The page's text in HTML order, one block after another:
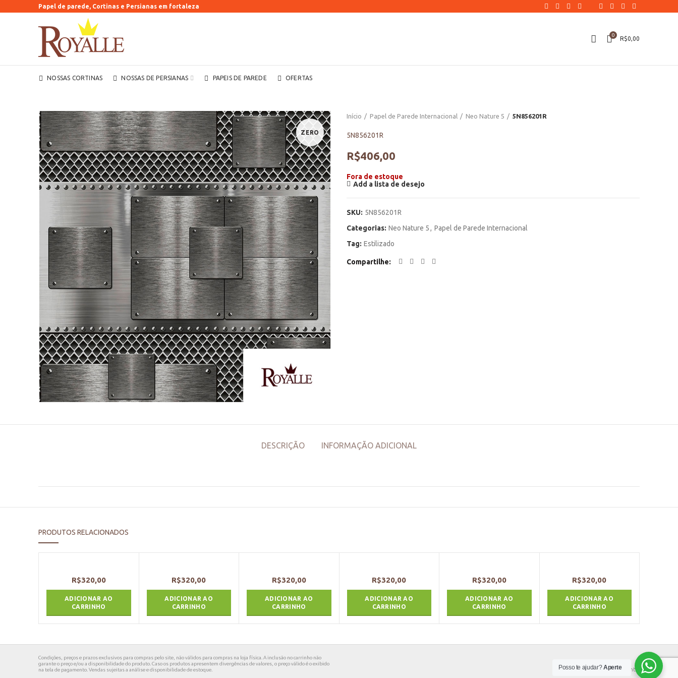
Papel de parede, Cortinas e Persianas em fortaleza
0
R$0,00
NOSSAS CORTINAS NOSSAS DE PERSIANAS PAPEIS DE PAREDE OFERTAS
ZERO
Início Papel de Parede Internacional Neo Nature 5 5N856201R
5N856201R
R$406,00
Fora de estoque
Add a lista de desejo
SKU: 5N856201R
Categorias: Neo Nature 5, Papel de Parede Internacional
Tag: Estilizado
Compartilhe
DESCRIÇÃO INFORMAÇÃO ADICIONAL
PRODUTOS RELACIONADOS
R$320,00
ADICIONAR AO
CARRINHO
R$320,00
ADICIONAR AO
CARRINHO
R$320,00
ADICIONAR AO
CARRINHO
R$320,00
ADICIONAR AO
CARRINHO
R$320,00
ADICIONAR AO
CARRINHO
R$320,00
ADICIONAR AO
CARRINHO
Condições, preços e prazos exclusivos para compras pelo site, não válidos para compras na loja física. A inclusão no carrinho não
garante o preço e/ou a disponibilidade do produto. Caso os produtos apresentem divergências de valores, o preço válido é o exibido
na tela de pagamento. Vendas sujeitas a análise e disponibilidade de estoque.
Posso te ajudar?Aperte